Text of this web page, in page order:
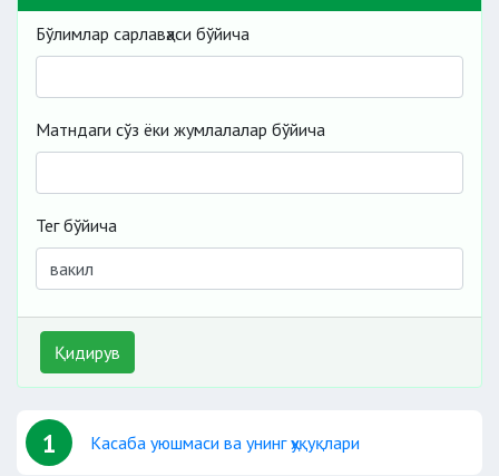
Бўлимлар сарлавҳаси бўйича
Матндаги сўз ёки жумлалалар бўйича
Тег бўйича
Қидирув
1 Касаба уюшмаси ва унинг ҳуқуқлари